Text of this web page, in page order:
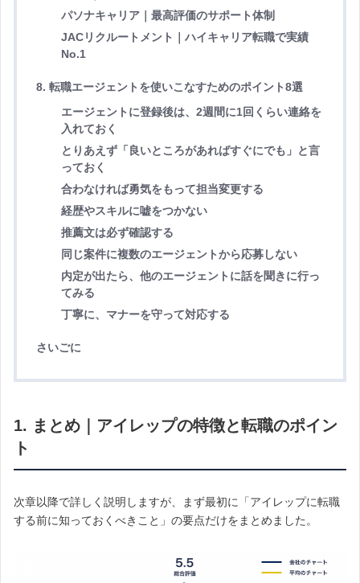
パソナキャリア｜最高評価のサポート体制
JACリクルートメント｜ハイキャリア転職で実績
No.1
8. 転職エージェントを使いこなすためのポイント8選
エージェントに登録後は、2週間に1回くらい連絡を
入れておく
とりあえず「良いところがあればすぐにでも」と言
っておく
合わなければ勇気をもって担当変更する
経歴やスキルに嘘をつかない
推薦文は必ず確認する
同じ案件に複数のエージェントから応募しない
内定が出たら、他のエージェントに話を聞きに行っ
てみる
丁寧に、マナーを守って対応する
さいごに
1. まとめ｜アイレップの特徴と転職のポイン
ト
次章以降で詳しく説明しますが、まず最初に「アイレップに転職
する前に知っておくべきこと」の要点だけをまとめました。